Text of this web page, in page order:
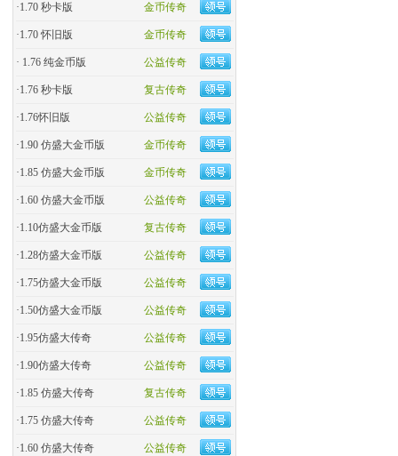
金币传奇
·1.70 秒卡版
金币传奇
·1.70 怀旧版
公益传奇
· 1.76 纯金币版
复古传奇
·1.76 秒卡版
公益传奇
·1.76怀旧版
金币传奇
·1.90 仿盛大金币版
金币传奇
·1.85 仿盛大金币版
公益传奇
·1.60 仿盛大金币版
复古传奇
·1.10仿盛大金币版
公益传奇
·1.28仿盛大金币版
公益传奇
·1.75仿盛大金币版
公益传奇
·1.50仿盛大金币版
公益传奇
·1.95仿盛大传奇
公益传奇
·1.90仿盛大传奇
复古传奇
·1.85 仿盛大传奇
公益传奇
·1.75 仿盛大传奇
公益传奇
·1.60 仿盛大传奇